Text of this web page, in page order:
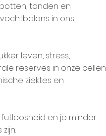
tanden en
in ons
leven, stress,
reserves in onze cellen
ziektes en
en je minder